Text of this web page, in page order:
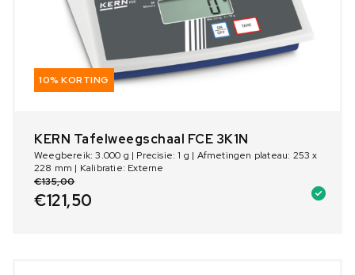
10% KORTING
KERN Tafelweegschaal FCE 3K1N
Weegbereik: 3.000 g | Precisie: 1 g | Afmetingen plateau: 253 x
228 mm | Kalibratie: Externe
€135,00
€121,50